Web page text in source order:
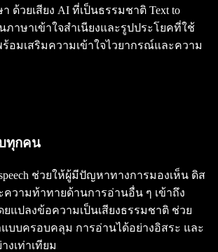
ด้วยเสียง AI ที่เป็นธรรมชาติ Text to
นภาษาเข้าใจสำเนียงและรูปประโยคที่ใช้
อมเสริมความเข้าใจไวยากรณ์และความ
ทุกคน
ช่วยให้ผู้มีปัญหาทางการมองเห็น ดิส
ความท้าทายด้านการอ่านอื่น ๆ เข้าถึง
ยแปลงข้อความเป็นเสียงธรรมชาติ ช่วย
บบครอบคลุม การอ่านได้อย่างอิสระ และ
งเท่าเทียม